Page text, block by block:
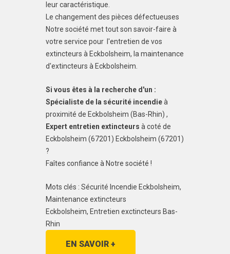
leur caractéristique.
Le changement des pièces défectueuses
Notre société met tout son savoir-faire à
votre service pour l'entretien de vos
extincteurs à Eckbolsheim, la maintenance
d'extincteurs à Eckbolsheim.
Si vous êtes à la recherche d'un :
Spécialiste de la sécurité incendieà
proximité de Eckbolsheim (Bas-Rhin) ,
Expert entretien extincteurs à coté de
Eckbolsheim (67201) Eckbolsheim (67201)
?
Faîtes confiance à Notre société !
Mots clés : Sécurité Incendie Eckbolsheim,
Maintenance extincteurs
Eckbolsheim, Entretien exctincteurs Bas-
Rhin
EN SAVOIR +